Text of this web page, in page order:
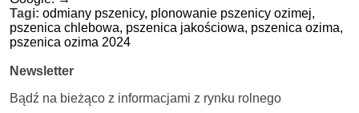
Tagi: odmiany pszenicy, plonowanie pszenicy ozimej,
pszenica chlebowa, pszenica jakościowa, pszenica ozima,
pszenica ozima 2024
Newsletter
Bądź na bieżąco z informacjami z rynku rolnego